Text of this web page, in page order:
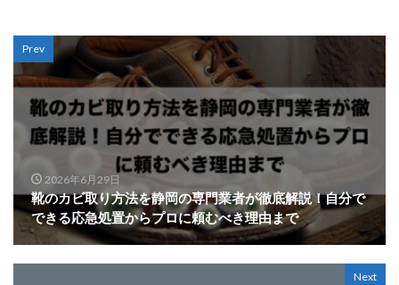
Prev
2026年6月29日
靴のカビ取り方法を静岡の専門業者が徹底解説！自分で
できる応急処置からプロに頼むべき理由まで
Next